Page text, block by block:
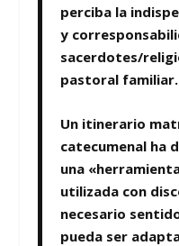
perciba la
y
sacerdotes/
pastoral familiar.
Un itinerario
catecumenal ha
una
utilizada con
necesario
pueda ser